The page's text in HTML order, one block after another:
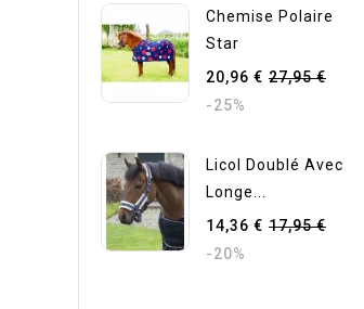
Chemise Polaire
Star
20,96 € 27,95 €
-25%
Licol Doublé Avec
Longe...
14,36 € 17,95 €
-20%